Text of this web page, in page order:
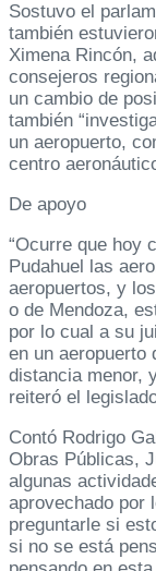
Sostuvo el
también
Ximena Rincón,
consejeros
un cambio de
también
un aeropuerto,
centro
De apoyo
“Ocurre que hoy
Pudahuel las
aeropuertos, y
o de Mendoza,
por lo cual a su
en un aeropuerto
distancia menor,
reiteró el
Contó Rodrigo
Obras Públicas,
algunas
aprovechado por
preguntarle si
si no se está